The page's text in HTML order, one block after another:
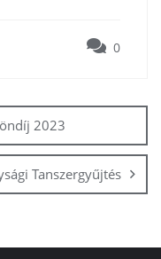
0
2023
Tanszergyűjtés